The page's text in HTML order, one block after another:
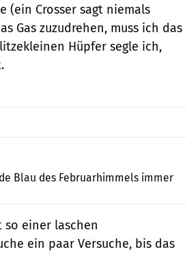
(ein Crosser sagt niemals
Gas zuzudrehen, muss ich das
Hüpfer segle ich,
Blau des Februarhimmels immer
so einer laschen
ein paar Versuche, bis das